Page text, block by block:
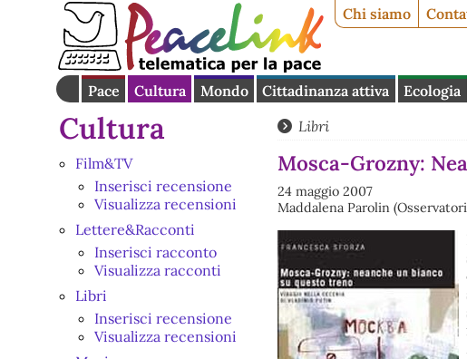
Chi siamo
Pace Cultura Mondo Cittadinanza attiva Ecologia
Cultura
Film&TV
Inserisci recensione
Visualizza recensioni
Lettere&Racconti
Inserisci racconto
Visualizza racconti
Libri
Inserisci recensione
Visualizza recensioni
Libri
Mosca-Grozny:
24 maggio 2007
Maddalena Parolin